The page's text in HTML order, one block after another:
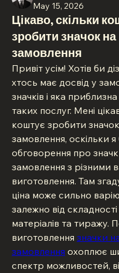
May 15, 2026
Цікаво, скільки
зробити значок на
замовлення
Привіт усім! Хотів би
хтось має досвід у
значків і яка
таких послуг. Мені
коштує зробити
замовлення, оскільки я
обговорення про
замовлення з різними
виготовлення. Там
ціна може сильно
залежно від
матеріалів та тиражу.
виготовлення значки
замовлення охоплює
спектр можливостей,